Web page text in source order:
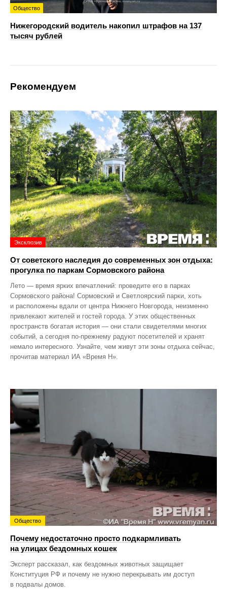
Общество
Нижегородский водитель накопил штрафов на 137
тысяч рублей
Рекомендуем
Эксклюзив
От советского наследия до современных зон отдыха:
прогулка по паркам Сормовского района
Лето — время ярких впечатлений: проведите его в парках
Сормовского района! Сормовский и Светлоярский парки, хоть
и расположены вдали от центра Нижнего Новгорода, неизменно
привлекают жителей и гостей города. У этих общественных
пространств богатая история — они стали свидетелями многих
событий, а сегодня по‑прежнему радуют посетителей и хранят
немало интересного. Узнайте, чем живут эти зоны отдыха сейчас,
прочитав материал ИА «Время Н».
Общество
Почему недостаточно просто подкармливать
на улицах бездомных кошек
Эксперт рассказал, как бездомных животных защищает
Конституция РФ и почему не нужно перекрывать им доступ
в подвалы домов.